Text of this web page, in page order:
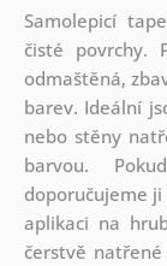
Samolepicí
čisté povrchy.
odmaštěná,
barev. Ideální
nebo stěny
barvou.
doporučujeme
aplikaci na
čerstvě